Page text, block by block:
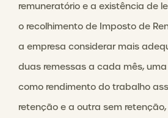
remuneratório e a existência de
o recolhimento de Imposto de
a empresa considerar mais
duas remessas a cada mês,
como rendimento do trabalho
retenção e a outra sem